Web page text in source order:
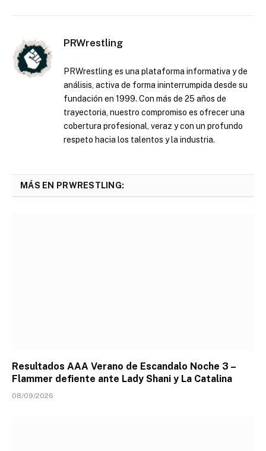
PRWrestling
PRWrestling es una plataforma informativa y de
análisis, activa de forma ininterrumpida desde su
fundación en 1999. Con más de 25 años de
trayectoria, nuestro compromiso es ofrecer una
cobertura profesional, veraz y con un profundo
respeto hacia los talentos y la industria.
MÁS EN PRWRESTLING:
Resultados AAA Verano de Escandalo Noche 3 –
Flammer defiente ante Lady Shani y La Catalina
08/09/2026